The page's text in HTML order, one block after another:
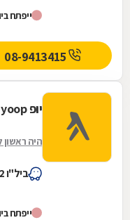
ייפתח
יופ yoop
היה ראשון
ביל"ו 2, קניון רחובות
ייפתח